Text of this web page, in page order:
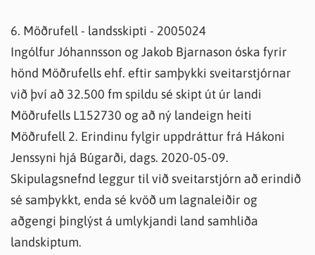
6. Möðrufell - landsskipti - 2005024
Ingólfur Jóhannsson og Jakob Bjarnason óska fyrir
hönd Möðrufells ehf. eftir samþykki sveitarstjórnar
við því að 32.500 fm spildu sé skipt út úr landi
Möðrufells L152730 og að ný landeign heiti
Möðrufell 2. Erindinu fylgir uppdráttur frá Hákoni
Jenssyni hjá Búgarði, dags. 2020-05-09.
Skipulagsnefnd leggur til við sveitarstjórn að erindið
sé samþykkt, enda sé kvöð um lagnaleiðir og
aðgengi þinglýst á umlykjandi land samhliða
landskiptum.